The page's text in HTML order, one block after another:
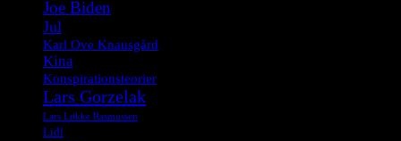
Joe Biden
Jul
Karl Ove Knausgård
Kina
Konspirationsteorier
Lars Gorzelak
Lars Løkke Rasmussen
Lidl